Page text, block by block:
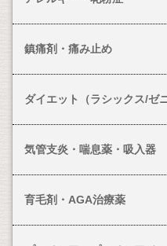
鎮痛剤・痛み止め
ダイエット（ラシックス/ゼ
気管支炎・喘息薬・吸入器
育毛剤・AGA治療薬